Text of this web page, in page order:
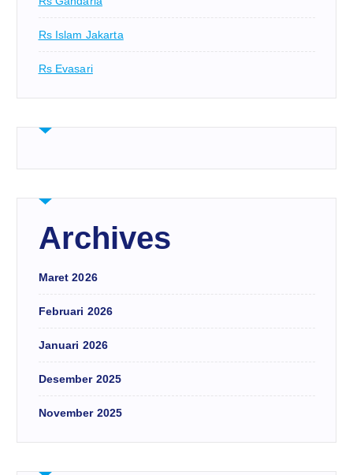
Rs Islam Jakarta
Rs Evasari
Archives
Maret 2026
Februari 2026
Januari 2026
Desember 2025
November 2025